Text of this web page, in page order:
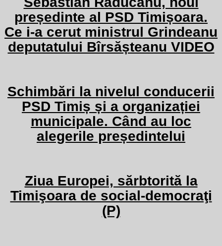
președinte al PSD Timișoara.
Ce i-a cerut ministrul Grindeanu
deputatului Bîrsășteanu VIDEO
Schimbări la nivelul conducerii
PSD Timiș și a organizației
municipale. Când au loc
alegerile președintelui
Ziua Europei, sărbtorită la
Timişoara de social-democraţi
(P)